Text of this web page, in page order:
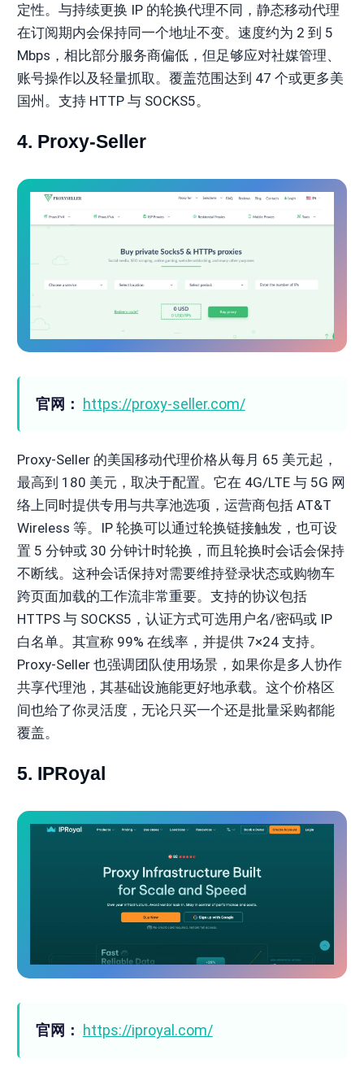
定性。与持续更换 IP 的轮换代理不同，静态移动代理
在订阅期内会保持同一个地址不变。速度约为 2 到 5
Mbps，相比部分服务商偏低，但足够应对社媒管理、
账号操作以及轻量抓取。覆盖范围达到 47 个或更多美
国州。支持 HTTP 与 SOCKS5。
4. Proxy-Seller
官网： https://proxy-seller.com/
Proxy-Seller 的美国移动代理价格从每月 65 美元起，
最高到 180 美元，取决于配置。它在 4G/LTE 与 5G 网
络上同时提供专用与共享池选项，运营商包括 AT&T
Wireless 等。IP 轮换可以通过轮换链接触发，也可设
置 5 分钟或 30 分钟计时轮换，而且轮换时会话会保持
不断线。这种会话保持对需要维持登录状态或购物车
跨页面加载的工作流非常重要。支持的协议包括
HTTPS 与 SOCKS5，认证方式可选用户名/密码或 IP
白名单。其宣称 99% 在线率，并提供 7×24 支持。
Proxy-Seller 也强调团队使用场景，如果你是多人协作
共享代理池，其基础设施能更好地承载。这个价格区
间也给了你灵活度，无论只买一个还是批量采购都能
覆盖。
5. IPRoyal
官网： https://iproyal.com/